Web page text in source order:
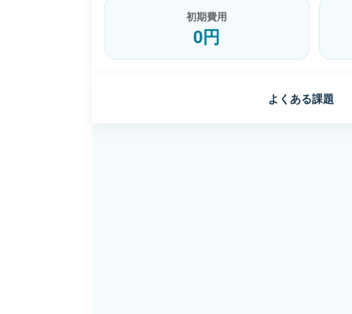
初期費用
0円
よくある課題